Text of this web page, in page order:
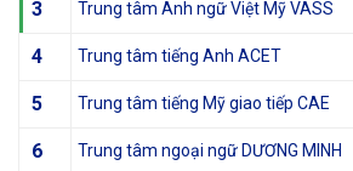
3 Trung tâm Anh ngữ Việt Mỹ VASS
4 Trung tâm tiếng Anh ACET
5 Trung tâm tiếng Mỹ giao tiếp CAE
6 Trung tâm ngoại ngữ DƯƠNG MINH